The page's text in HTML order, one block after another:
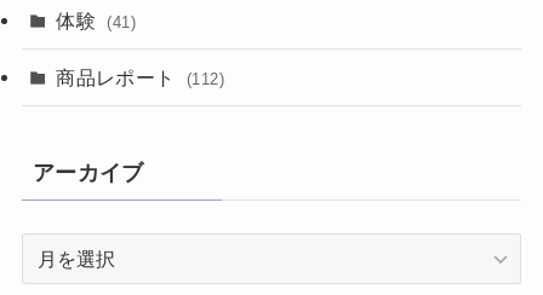
体験 (41)
商品レポート (112)
アーカイブ